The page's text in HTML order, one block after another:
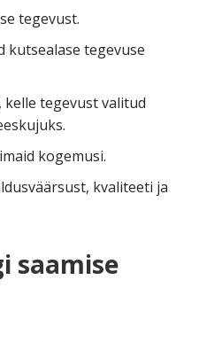
tegevust.
kutsealase tegevuse
kelle tegevust valitud
kogemusi.
kvaliteeti ja
saamise